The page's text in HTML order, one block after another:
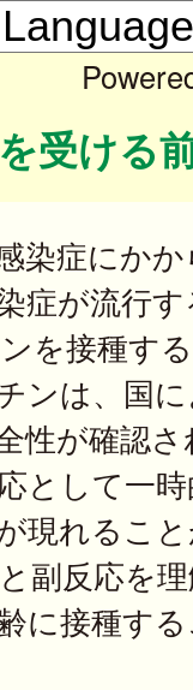
受ける
染症にか
症が流行
を接種す
ンは、国
性が確認
として一
現れるこ
副反応を
に接種す